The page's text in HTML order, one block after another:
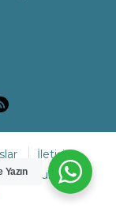
İletişim
Sorular
Yazın